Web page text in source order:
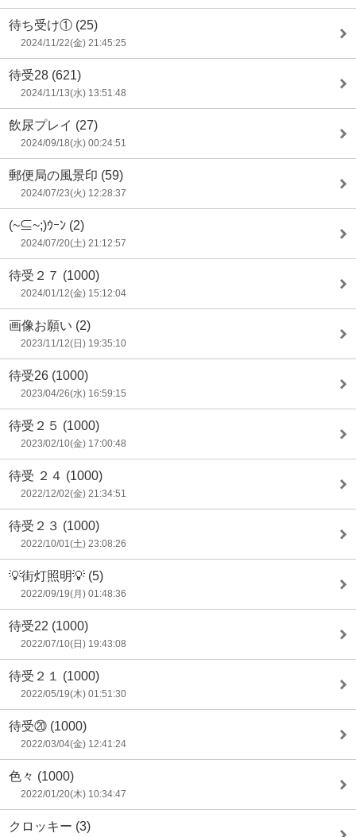
待ち受け① (25)
2024/11/22(金) 21:45:25
待受28 (621)
2024/11/13(水) 13:51:48
飲尿プレイ (27)
2024/09/18(水) 00:24:51
郵便局の風景印 (59)
2024/07/23(火) 12:28:37
(~⊆~;)ｳｰﾝ (2)
2024/07/20(土) 21:12:57
待受２７ (1000)
2024/01/12(金) 15:12:04
画像お願い (2)
2023/11/12(日) 19:35:10
待受26 (1000)
2023/04/26(水) 16:59:15
待受２５ (1000)
2023/02/10(金) 17:00:48
待受 ２４ (1000)
2022/12/02(金) 21:34:51
待受２３ (1000)
2022/10/01(土) 23:08:26
💡街灯照明💡 (5)
2022/09/19(月) 01:48:36
待受22 (1000)
2022/07/10(日) 19:43:08
待受２１ (1000)
2022/05/19(木) 01:51:30
待受⑳ (1000)
2022/03/04(金) 12:41:24
色々 (1000)
2022/01/20(木) 10:34:47
クロッキー (3)